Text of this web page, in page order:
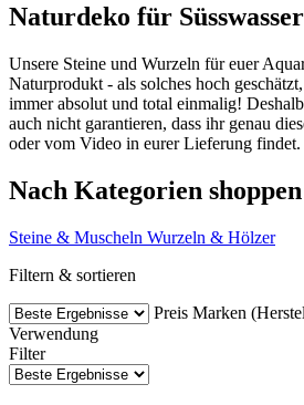
Naturdeko für
Unsere Steine und Wurzeln für euer
Naturprodukt - als solches hoch
immer absolut und total einmalig!
auch nicht garantieren, dass ihr genau
oder vom Video in eurer Lieferung findet.
Nach Kategorien shoppen
Steine & Muscheln Wurzeln & Hölzer
Filtern & sortieren
Preis Marken
Verwendung
Filter